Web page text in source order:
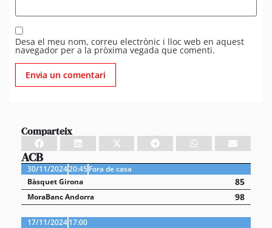
Desa el meu nom, correu electrònic i lloc web en aquest
navegador per a la pròxima vegada que comenti.
Comparteix
ACB
30/11/202420:45Fora de casa
Bàsquet Girona
85
MoraBanc Andorra 98
17/11/202417:00